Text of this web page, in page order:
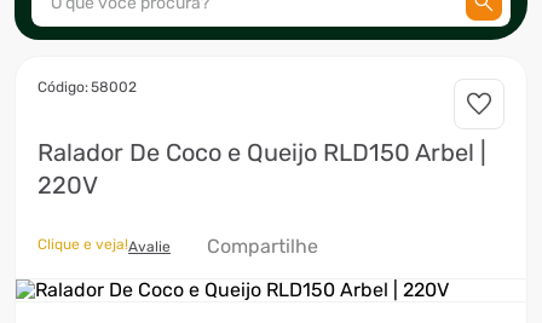
:58002
Ralador De Coco e Queijo RLD150 Arbel |
220V
Clique e veja!Avalie Compartilhe
2º
fogão
3º
freezer
4º
forno
5 º
soprador